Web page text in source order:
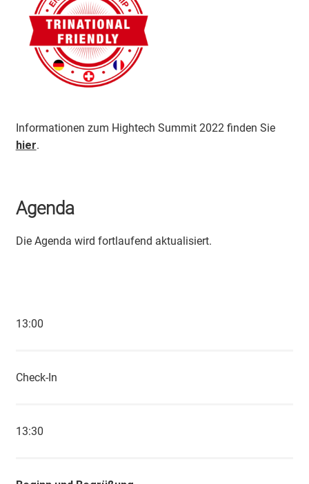
Informationen zum Hightech Summit 2022 finden Sie
hier.
Agenda
Die Agenda wird fortlaufend aktualisiert.
13:00
Check-In
13:30